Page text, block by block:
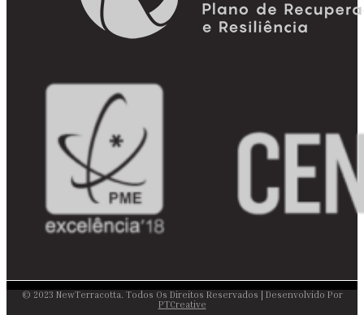
© 2023 NewTerracotta. Todos Os Direitos Reservados | Desenvolvido Por
PTCreative